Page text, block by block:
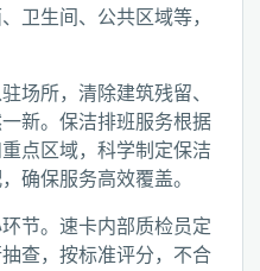
卫生间、公共区域等，
场所，清除建筑残留、
新。保洁排班服务根据
点区域，科学制定保洁
确保服务高效覆盖。
节。速卡内部质检员定
查，按标准评分，不合